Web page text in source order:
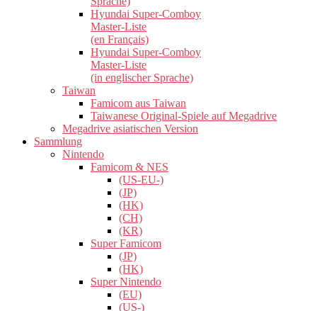
Hyundai Super-Comboy
Master-Liste
(en Français)
Hyundai Super-Comboy
Master-Liste
(in englischer Sprache)
Taiwan
Famicom aus Taiwan
Taiwanese Original-Spiele auf Megadrive
Megadrive asiatischen Version
Sammlung
Nintendo
Famicom & NES
(US-EU-)
(JP)
(HK)
(CH)
(KR)
Super Famicom
(JP)
(HK)
Super Nintendo
(EU)
(US-)